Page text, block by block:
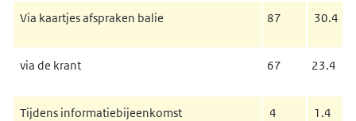
Via kaartjes afspraken balie 87 30.4
via de krant 67 23.4
Tijdens informatiebijeenkomst 4 1.4